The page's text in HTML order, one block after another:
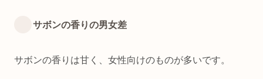
サボンの香りの男女差
サボンの香りは甘く、女性向けのものが多いです。